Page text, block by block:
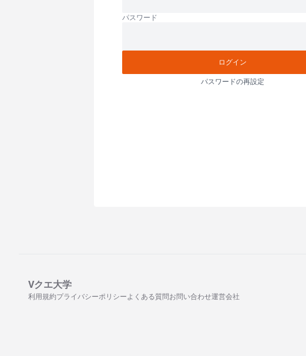
パスワード
ログイン
パスワードの再設定
Vクエ大学
利用規約プライバシーポリシーよくある質問お問い合わせ運営会社